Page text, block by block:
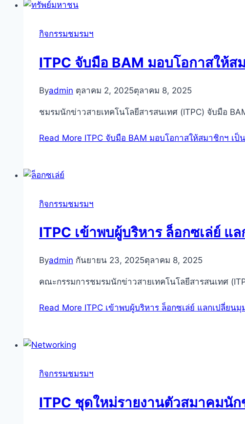
กิจกรรมชมรมฯ
ITPC จับมือ BAM มอบโอกาสให้ส
Byadmin ตุลาคม 2, 2025ตุลาคม 8, 2025
ชมรมนักข่าวสายเทคโนโลยีสารสนเทศ (ITPC) จับมือ
Read More ITPC จับมือ BAM มอบโอกาสให้สมาชิกฯ เป็
กิจกรรมชมรมฯ
ITPC เข้าพบผู้บริหาร ล็อกซเล่ย์
Byadmin กันยายน 23, 2025ตุลาคม 8, 2025
คณะกรรมการชมรมนักข่าวสายเทคโนโลยีสารสนเทศ
Read More ITPC เข้าพบผู้บริหาร ล็อกซเล่ย์ แลกเปลี่ยน
กิจกรรมชมรมฯ
ITPC ชุดใหม่รายงานตัวสมาคมนั